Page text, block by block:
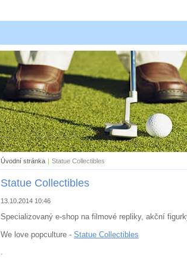
Úvodní stránka | Statue Collectibles
Statue Collectibles
13.10.2014 10:46
Specializovaný e-shop na filmové repliky, akční
We love popculture - Statue Collectibles
.